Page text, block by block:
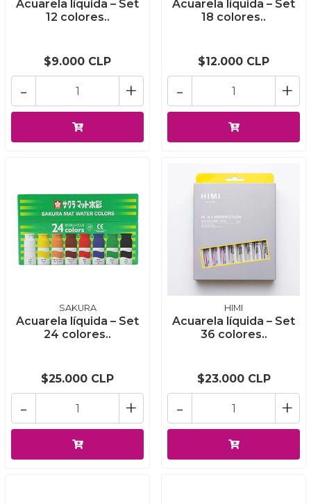
Acuarela líquida – Set
12 colores..
$9.000 CLP
+
-
Acuarela líquida – Set
18 colores..
$12.000 CLP
+
-
SAKURA
Acuarela líquida – Set
24 colores..
$25.000 CLP
+
-
HIMI
Acuarela líquida – Set
36 colores..
$23.000 CLP
+
-